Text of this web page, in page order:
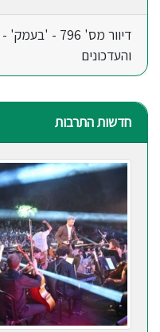
דיוור מס'
והעדכונים
חדשות התרבות